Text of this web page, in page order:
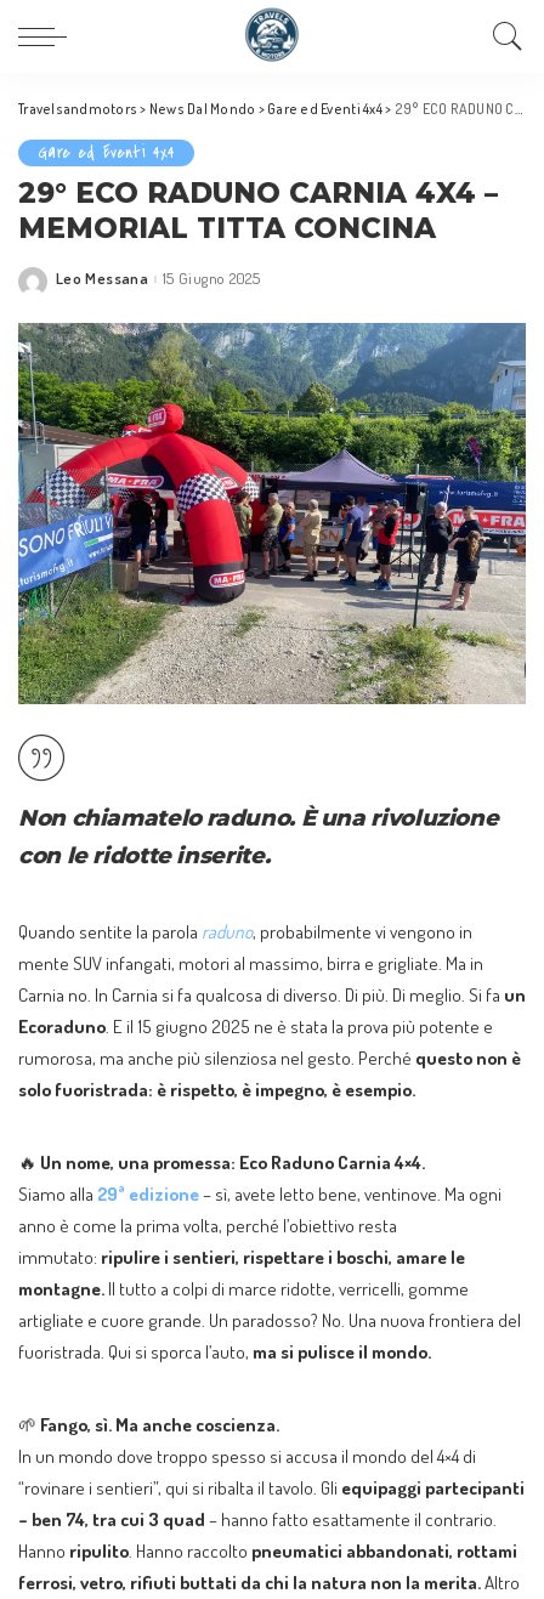
Travelsandmotors > News Dal Mondo > Gare ed Eventi 4x4> 29° ECO RADUNO CARNIA 4X4 – MEMORIAL TITTA CONCINA
Gare ed Eventi 4x4
29° ECO RADUNO CARNIA 4X4 –
MEMORIAL TITTA CONCINA
Posted
Leo Messana 15 Giugno 2025
Non chiamatelo raduno. È una rivoluzione
con le ridotte inserite.
Quando sentite la parola raduno, probabilmente vi vengono in
mente SUV infangati, motori al massimo, birra e grigliate. Ma in
Carnia no. In Carnia si fa qualcosa di diverso. Di più. Di meglio. Si fa un
Ecoraduno . E il 15 giugno 2025 ne è stata la prova più potente e
rumorosa, ma anche più silenziosa nel gesto. Perché questo non è
solo fuoristrada: è rispetto, è impegno, è esempio.
🔥 Un nome, una promessa: Eco Raduno Carnia 4×4.
Siamo alla 29ª edizione– sì, avete letto bene, ventinove. Ma ogni
anno è come la prima volta, perché l’obiettivo resta
immutato: ripulire i sentieri, rispettare i boschi, amare le
montagne. Il tutto a colpi di marce ridotte, verricelli, gomme
artigliate e cuore grande. Un paradosso? No. Una nuova frontiera del
fuoristrada. Qui si sporca l’auto, ma si pulisce il mondo.
🌱 Fango, sì. Ma anche coscienza.
In un mondo dove troppo spesso si accusa il mondo del 4×4 di
“rovinare i sentieri”, qui si ribalta il tavolo. Gli equipaggi partecipanti
– ben 74, tra cui 3 quad – hanno fatto esattamente il contrario.
Hanno ripulito . Hanno raccolto pneumatici abbandonati, rottami
ferrosi, vetro, rifiuti buttati da chi la natura non la merita.Altro